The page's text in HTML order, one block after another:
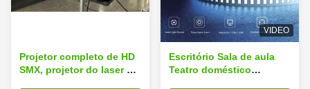
Projetor completo de HD
SMX, projetor do laser de
VIDEO
Escritório Sala de aula
Teatro doméstico